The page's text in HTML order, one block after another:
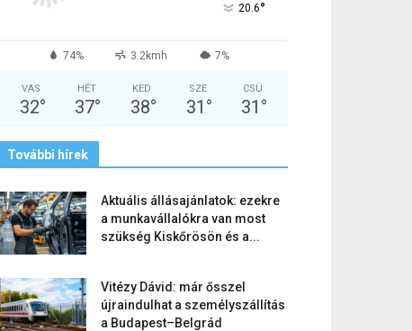
20.6°
74% 3.2kmh 7%
VAS
32°
HÉT
37°
KED
38°
SZE
31 °
CSÜ
31 °
További hírek
Aktuális állásajánlatok: ezekre
a munkavállalókra van most
szükség Kiskőrösön és a...
Vitézy Dávid: már ősszel
újraindulhat a személyszállítás
a Budapest–Belgrád